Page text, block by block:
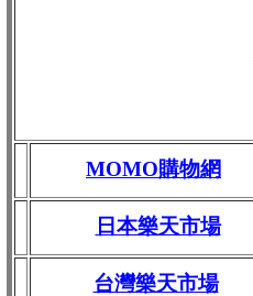
MOMO購物網
日本樂天市場
台灣樂天市場